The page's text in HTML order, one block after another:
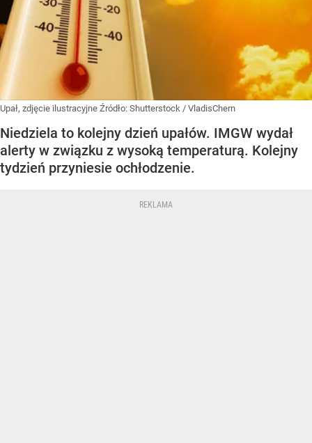
Upał, zdjęcie ilustracyjne Źródło: Shutterstock / VladisChern
Niedziela to kolejny dzień upałów. IMGW wydał
alerty w związku z wysoką temperaturą. Kolejny
tydzień przyniesie ochłodzenie.